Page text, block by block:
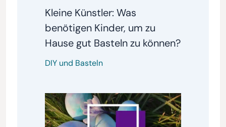
Kleine Künstler: Was
benötigen Kinder, um zu
Hause gut Basteln zu können?
DIY und Basteln